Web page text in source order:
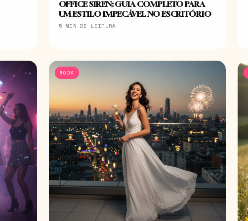
OFFICE SIREN: GUIA COMPLETO PARA
UM ESTILO IMPECÁVEL NO ESCRITÓRIO
5 MIN DE LEITURA
MODA